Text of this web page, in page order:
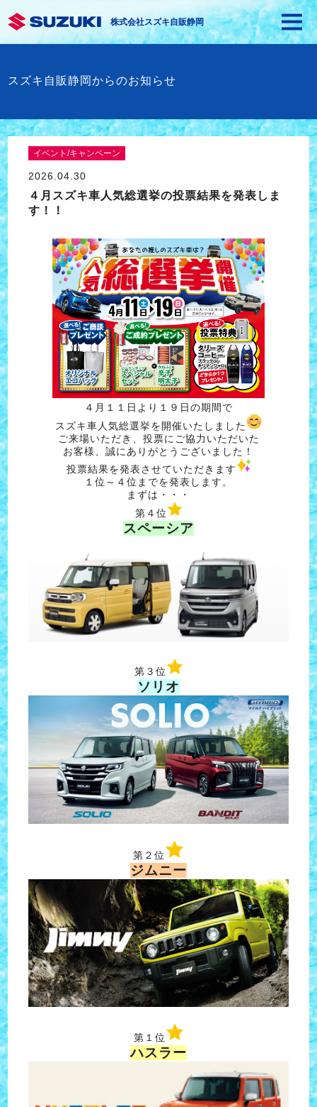
株式会社スズキ自販静岡
スズキ自販静岡からのお知らせ
イベント/キャンペーン
2026.04.30
４月スズキ車人気総選挙の投票結果を発表しま
す！！
４月１１日より１９日の期間で
スズキ車人気総選挙を開催いたしました
ご来場いただき、投票にご協力いただいた
お客様、誠にありがとうございました！
投票結果を発表させていただきます
１位～４位までを発表します。
まずは・・・
第４位
スペーシア
第３位
ソリオ
第２位
ジムニー
第１位
ハスラー